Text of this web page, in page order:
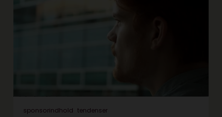
sponsorindhold tendenser